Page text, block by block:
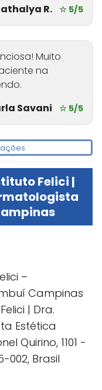
R. ☆ 5/5
Muito
na
Savani
☆ 5/5
Felici |
–
Campinas
| Dra.
Estética
Quirino, 1101 -
002, Brasil